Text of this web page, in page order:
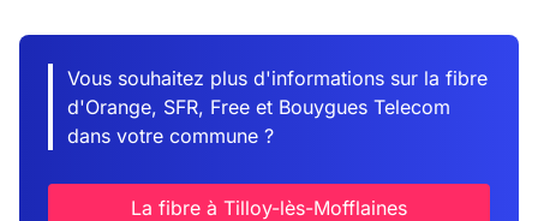
Vous souhaitez plus d'informations sur la fibre
d'Orange, SFR, Free et Bouygues Telecom
dans votre commune ?
La fibre à Tilloy-lès-Mofflaines